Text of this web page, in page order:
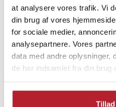
at analysere vores trafik. Vi
din brug af vores
for sociale medier,
analysepartnere. Vores
data med andre oplysninger,
de har indsamlet fra din brug
-58%
Indløbsventil til Samsung
vaskemaskine - erstatter